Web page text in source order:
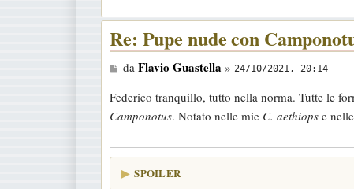
Re: Pupe nude con
M
s
s
g
g
da Flavio Guastella » 24/10/2021, 20:14
Federico tranquillo, tutto nella norma. Tutte le
Camponotus. Notato nelle mie C. aethiops e nelle
SPOILER